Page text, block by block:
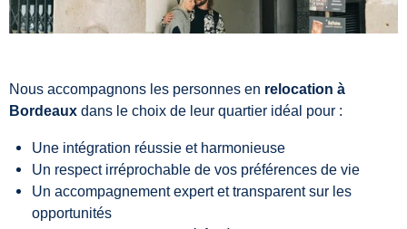
Nous accompagnons les personnes en relocation à
Bordeaux dans le choix de leur quartier idéal pour :
Une intégration réussie et harmonieuse
Un respect irréprochable de vos préférences de vie
Un accompagnement expert et transparent sur les
opportunités